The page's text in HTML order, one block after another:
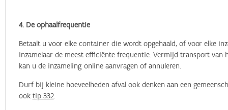
4. De ophaalfrequentie
Betaalt u voor elke container die wordt opgehaald, of voor elke
inzamelaar de meest efficiënte frequentie. Vermijd transport van
kan u de inzameling online aanvragen of annuleren.
Durf bij kleine hoeveelheden afval ook denken aan een
ook tip 332.